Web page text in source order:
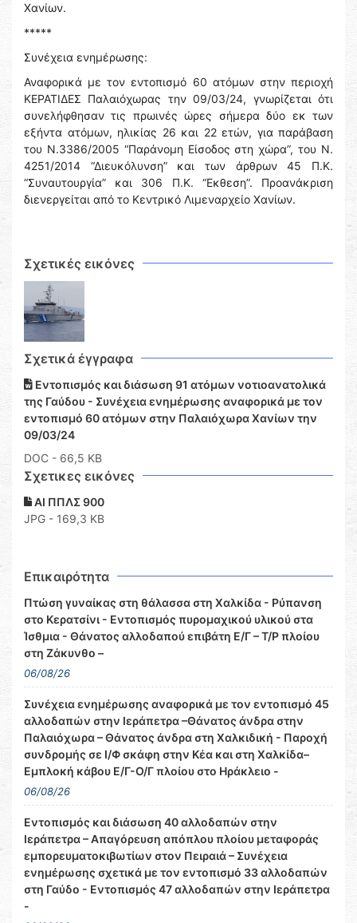
Χανίων.
*****
Συνέχεια ενημέρωσης:
Αναφορικά με τον εντοπισμό 60 ατόμων στην περιοχή
ΚΕΡΑΤΙΔΕΣ Παλαιόχωρας την 09/03/24, γνωρίζεται ότι
συνελήφθησαν τις πρωινές ώρες σήμερα δύο εκ των
εξήντα ατόμων, ηλικίας 26 και 22 ετών, για παράβαση
του Ν.3386/2005 “Παράνομη Είσοδος στη χώρα”, του Ν.
4251/2014 “Διευκόλυνση” και των άρθρων 45 Π.Κ.
“Συναυτουργία” και 306 Π.Κ. “Εκθεση”. Προανάκριση
διενεργείται από το Κεντρικό Λιμεναρχείο Χανίων.
Σχετικές εικόνες
Σχετικά έγγραφα
Εντοπισμός και διάσωση 91 ατόμων νοτιοανατολικά
της Γαύδου - Συνέχεια ενημέρωσης αναφορικά με τον
εντοπισμό 60 ατόμων στην Παλαιόχωρα Χανίων την
09/03/24
DOC - 66,5 KB
Σχετικες εικόνες
ΑΙ ΠΠΛΣ 900
JPG - 169,3 KB
Επικαιρότητα
Πτώση γυναίκας στη θάλασσα στη Χαλκίδα - Ρύπανση
στο Κερατσίνι - Εντοπισμός πυρομαχικού υλικού στα
Ίσθμια - Θάνατος αλλοδαπού επιβάτη Ε/Γ – Τ/Ρ πλοίου
στη Ζάκυνθο –
06/08/26
Συνέχεια ενημέρωσης αναφορικά με τον εντοπισμό 45
αλλοδαπών στην Ιεράπετρα –Θάνατος άνδρα στην
Παλαιόχωρα – Θάνατος άνδρα στη Χαλκιδική - Παροχή
συνδρομής σε Ι/Φ σκάφη στην Κέα και στη Χαλκίδα–
Εμπλοκή κάβου Ε/Γ-Ο/Γ πλοίου στο Ηράκλειο -
06/08/26
Εντοπισμός και διάσωση 40 αλλοδαπών στην
Ιεράπετρα – Απαγόρευση απόπλου πλοίου μεταφοράς
εμπορευματοκιβωτίων στον Πειραιά – Συνέχεια
ενημέρωσης σχετικά με τον εντοπισμό 33 αλλοδαπών
στη Γαύδο - Εντοπισμός 47 αλλοδαπών στην Ιεράπετρα
-